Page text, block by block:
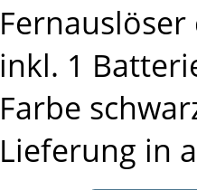
Fernauslöser
inkl. 1
Farbe
Lieferung in